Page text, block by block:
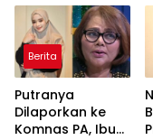
Kurangi Angka
Kecelakaan
Berita
Putranya
Dilaporkan ke
Komnas PA, Ibu